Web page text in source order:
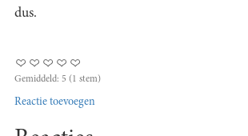
dus.
Gemiddeld: 5 (1 stem)
Reactie toevoegen